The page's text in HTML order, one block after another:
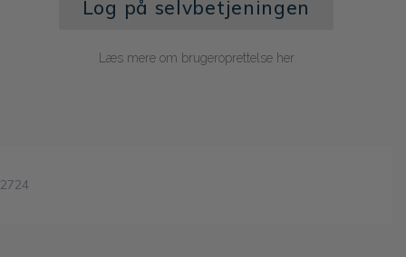
Log på selvbetjeningen
Læs mere om brugeroprettelse her
2724